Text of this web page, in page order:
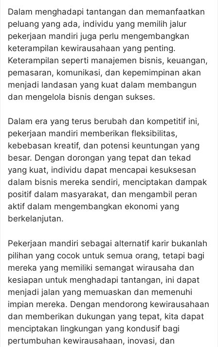
Dalam menghadapi tantangan dan memanfaatkan
peluang yang ada, individu yang memilih jalur
pekerjaan mandiri juga perlu mengembangkan
keterampilan kewirausahaan yang penting.
Keterampilan seperti manajemen bisnis, keuangan,
pemasaran, komunikasi, dan kepemimpinan akan
menjadi landasan yang kuat dalam membangun
dan mengelola bisnis dengan sukses.
Dalam era yang terus berubah dan kompetitif ini,
pekerjaan mandiri memberikan fleksibilitas,
kebebasan kreatif, dan potensi keuntungan yang
besar. Dengan dorongan yang tepat dan tekad
yang kuat, individu dapat mencapai kesuksesan
dalam bisnis mereka sendiri, menciptakan dampak
positif dalam masyarakat, dan mengambil peran
aktif dalam mengembangkan ekonomi yang
berkelanjutan.
Pekerjaan mandiri sebagai alternatif karir bukanlah
pilihan yang cocok untuk semua orang, tetapi bagi
mereka yang memiliki semangat wirausaha dan
kesiapan untuk menghadapi tantangan, ini dapat
menjadi jalan yang memuaskan dan memenuhi
impian mereka. Dengan mendorong kewirausahaan
dan memberikan dukungan yang tepat, kita dapat
menciptakan lingkungan yang kondusif bagi
pertumbuhan kewirausahaan, inovasi, dan